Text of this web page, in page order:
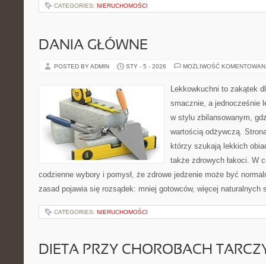
CATEGORIES: NIERUCHOMOŚCI
DANIA GŁÓWNE
POSTED BY ADMIN STY - 5 - 2026 MOŻLIWOŚĆ
Lekkowkuchni to zakątek
smacznie, a jednocześnie
w stylu zbilansowanym,
wartością odżywczą.
którzy szukają lekkich
także zdrowych łakoci. W
codzienne wybory i pomysł, że zdrowe jedzenie może być
zasad pojawia się rozsądek: mniej gotowców, więcej naturalnych
CATEGORIES: NIERUCHOMOŚCI
DIETA PRZY CHOROBACH